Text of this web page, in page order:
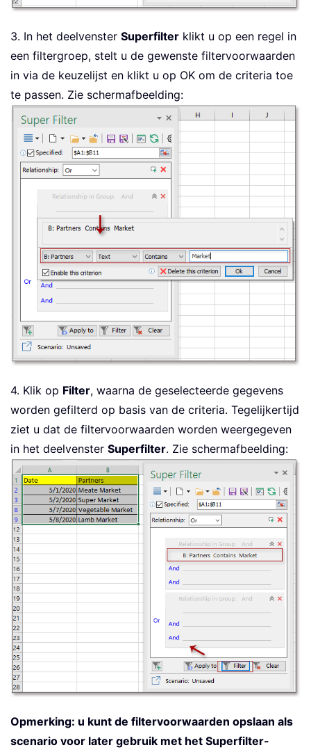
3. In het deelvenster Superfilter klikt u op een regel in
een filtergroep, stelt u de gewenste filtervoorwaarden
in via de keuzelijst en klikt u op OK om de criteria toe
te passen. Zie schermafbeelding:
4. Klik op Filter, waarna de geselecteerde gegevens
worden gefilterd op basis van de criteria. Tegelijkertijd
ziet u dat de filtervoorwaarden worden weergegeven
in het deelvenster Superfilter. Zie schermafbeelding:
Opmerking: u kunt de filtervoorwaarden opslaan als
scenario voor later gebruik met het Superfilter-